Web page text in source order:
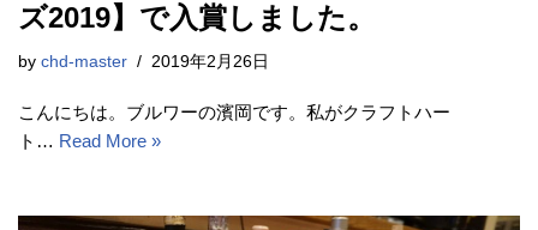
ズ2019】で入賞しました。
by chd-master 2019年2月26日
こんにちは。ブルワーの濱岡です。私がクラフトハー
ト… Read More »